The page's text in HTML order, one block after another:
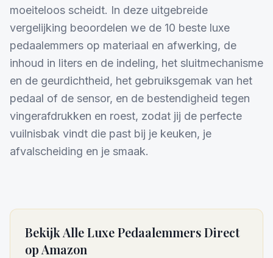
moeiteloos scheidt. In deze uitgebreide
vergelijking beoordelen we de 10 beste luxe
pedaalemmers op materiaal en afwerking, de
inhoud in liters en de indeling, het sluitmechanisme
en de geurdichtheid, het gebruiksgemak van het
pedaal of de sensor, en de bestendigheid tegen
vingerafdrukken en roest, zodat jij de perfecte
vuilnisbak vindt die past bij je keuken, je
afvalscheiding en je smaak.
Bekijk Alle Luxe Pedaalemmers Direct
op Amazon